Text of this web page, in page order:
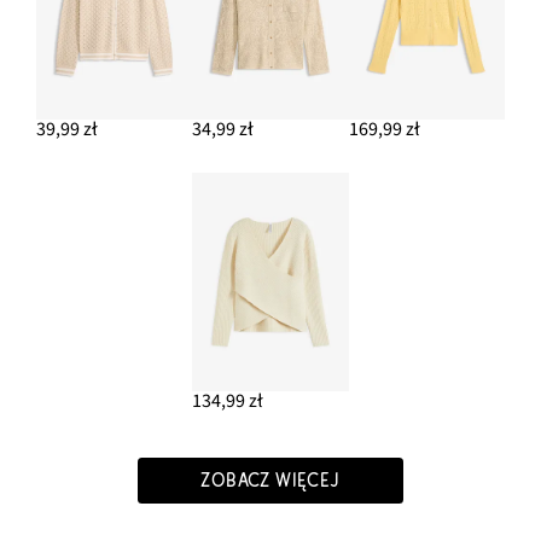
39,99 zł 34,99 zł 169,99 zł
134,99 zł
ZOBACZ WIĘCEJ